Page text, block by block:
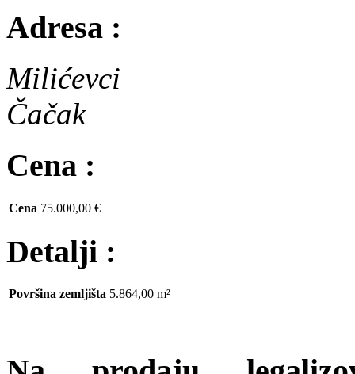
Adresa :
Milićevci
Čačak
Cena :
Cena 75.000,00 €
Detalji :
Površina zemljišta 5.864,00 m²